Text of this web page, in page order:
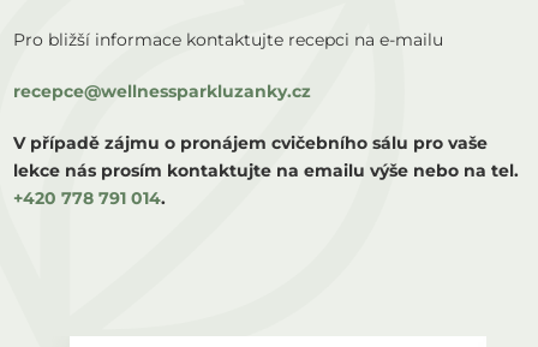
Pro bližší informace kontaktujte recepci na e-mailu
recepce@wellnessparkluzanky.cz
V případě zájmu o pronájem cvičebního sálu pro vaše
lekce nás prosím kontaktujte na emailu výše nebo na tel.
+420 778 791 014.